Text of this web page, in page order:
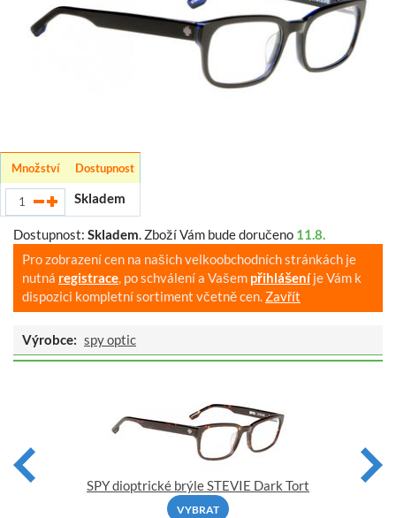
Množství Dostupnost
Skladem
Dostupnost: Skladem. Zboží Vám bude doručeno 11.8.
Pro zobrazení cen na našich velkoobchodních stránkách je
nutná registrace, po schválení a Vašem přihlášeníje Vám k
dispozici kompletní sortiment včetně cen. Zavřít
Výrobce: spy optic
SPY dioptrické brýle STEVIE Dark Tort
VYBRAT